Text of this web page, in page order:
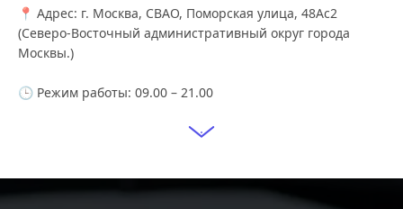
📍 Адрес: г. Москва, СВАО, Поморская улица, 48Ас2
(Северо-Восточный административный округ города
Москвы.)
🕒 Режим работы: 09.00 – 21.00